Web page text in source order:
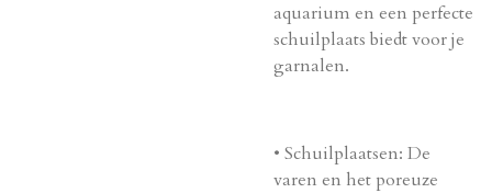
aquarium en een perfecte
schuilplaats biedt voor je
garnalen.
• Schuilplaatsen: De
varen en het poreuze